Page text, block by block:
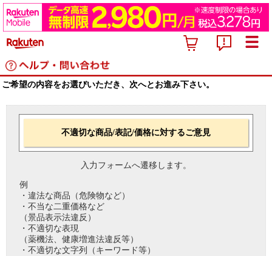
ご希望の内容をお選びいただき、次へとお進み下さい。
不適切な商品/表記/価格に対するご意見
入力フォームへ遷移します。
例
・違法な商品（危険物など）
・不当な二重価格など
（景品表示法違反）
・不適切な表現
（薬機法、健康増進法違反等）
・不適切な文字列（キーワード等）